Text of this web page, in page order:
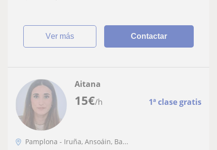
ver más Contactar
15€/h 1ª clase gratis
Aitana
Pamplona - Iruña, Ansoáin, Ba...